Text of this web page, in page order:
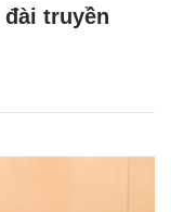
đài truyền